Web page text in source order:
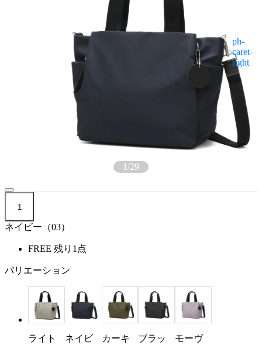
1/29
1
ネイビー（03）
FREE 残り1点
バリエーション
ライト
ネイビ
カーキ
ブラッ
モーヴ